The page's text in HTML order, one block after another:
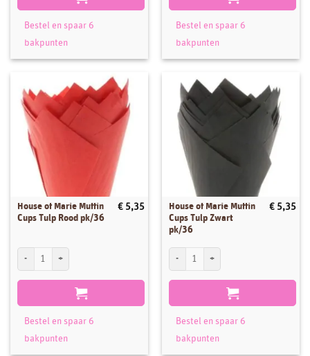
Bestel en spaar 6
bakpunten
Bestel en spaar 6
bakpunten
House of Marie Muffin
Cups Tulp Rood pk/36
€ 5,35
House of Marie Muffin Cups Tulp Rood pk/36 aantal
Bestel en spaar 6
bakpunten
House of Marie Muffin
Cups Tulp Zwart
pk/36
€ 5,35
House of Marie Muffin Cups Tulp Zwart
Bestel en spaar 6
bakpunten